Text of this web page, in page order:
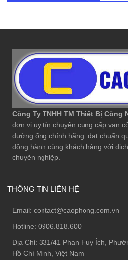
Công Ty TNHH TM Thiết Bị Công
đơn vị uy tín chuyên cung cấp van
đường ống chính hãng, đạt chuẩn
đồng hành cùng khách hàng với
chuyên nghiệp.
THÔNG TIN LIÊN HỆ
Email: contact@caophong.com.vn
Hotline: 0906.818.600
Địa Chỉ: 331/41 Phan Huy Ích,
Hồ Chí Minh, Việt Nam